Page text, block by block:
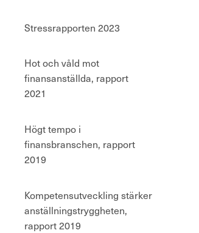
Stressrapporten 2023
Hot och våld mot
finansanställda, rapport
2021
Högt tempo i
finansbranschen, rapport
2019
Kompetensutveckling stärker
anställningstryggheten,
rapport 2019